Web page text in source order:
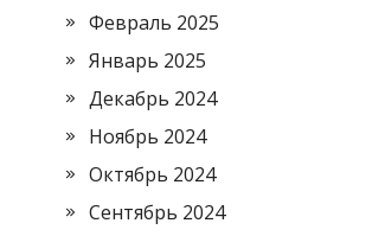
Февраль 2025
Январь 2025
Декабрь 2024
Ноябрь 2024
Октябрь 2024
Сентябрь 2024